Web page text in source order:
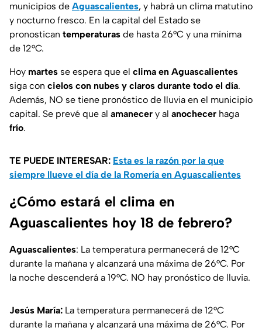
municipios de Aguascalientes, y habrá un clima matutino
y nocturno fresco. En la capital del Estado se
pronostican temperaturas de hasta 26°C y una mínima
de 12°C.
Hoy martes se espera que el clima en Aguascalientes
siga con cielos con nubes y claros durante todo el día.
Además, NO se tiene pronóstico de lluvia en el municipio
capital. Se prevé que al amanecer y al anochecer haga
frío.
TE PUEDE INTERESAR: Esta es la razón por la que
siempre llueve el día de la Romería en Aguascalientes
¿Cómo estará el clima en
Aguascalientes hoy 18 de febrero?
Aguascalientes: La temperatura permanecerá de 12°C
durante la mañana y alcanzará una máxima de 26°C. Por
la noche descenderá a 19°C. NO hay pronóstico de lluvia.
Jesús María: La temperatura permanecerá de 12°C
durante la mañana y alcanzará una máxima de 26°C. Por